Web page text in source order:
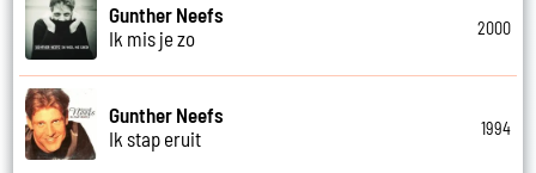
Gunther Neefs
Ik mis je zo
2000
Gunther Neefs
Ik stap eruit
1994